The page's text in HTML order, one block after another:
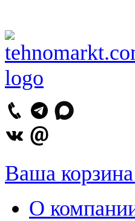
Ваша корзина
О